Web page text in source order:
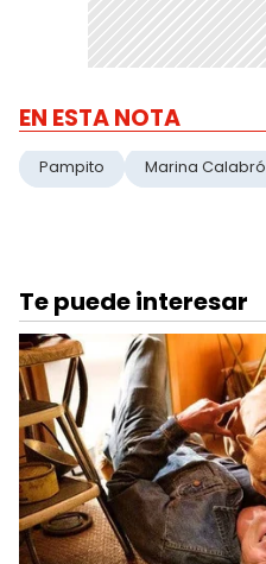
EN ESTA NOTA
Pampito Marina Calabró